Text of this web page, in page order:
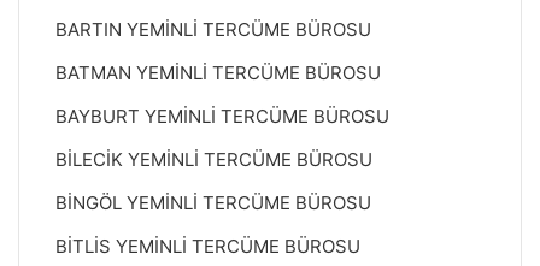
BARTIN YEMİNLİ TERCÜME BÜROSU
BATMAN YEMİNLİ TERCÜME BÜROSU
BAYBURT YEMİNLİ TERCÜME BÜROSU
BİLECİK YEMİNLİ TERCÜME BÜROSU
BİNGÖL YEMİNLİ TERCÜME BÜROSU
BİTLİS YEMİNLİ TERCÜME BÜROSU